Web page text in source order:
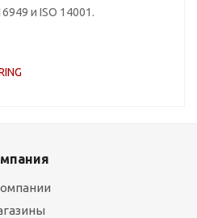
и ISO 14001.